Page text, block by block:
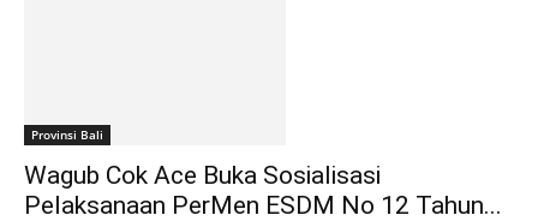
Provinsi Bali
Wagub Cok Ace Buka Sosialisasi
Pelaksanaan PerMen ESDM No 12 Tahun...